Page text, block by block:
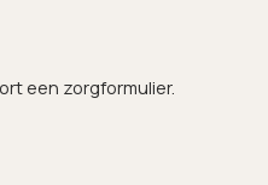
een zorgformulier.